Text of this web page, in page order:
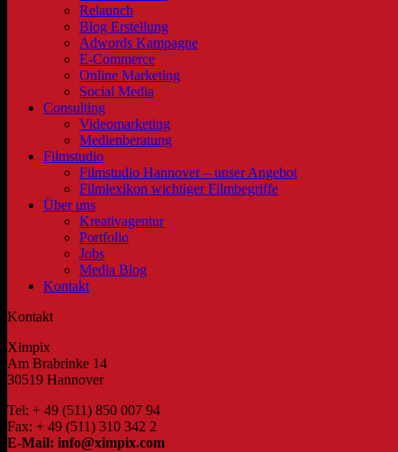
Relaunch
Blog Erstellung
Adwords Kampagne
E-Commerce
Online Marketing
Social Media
Consulting
Videomarketing
Medienberatung
Filmstudio
Filmstudio Hannover – unser Angebot
Filmlexikon wichtiger Filmbegriffe
Über uns
Kreativagentur
Portfolio
Jobs
Media Blog
Kontakt
Kontakt
Ximpix
Am Brabrinke 14
30519 Hannover
Tel: + 49 (511) 850 007 94
Fax: + 49 (511) 310 342 2
E-Mail: info@ximpix.com